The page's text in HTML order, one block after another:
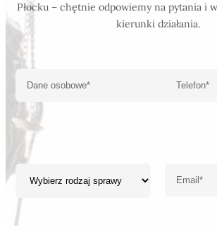
Płocku – chętnie odpowiemy na pytania i
kierunki działania.
Dane osobowe*
Rodzaj sprawy